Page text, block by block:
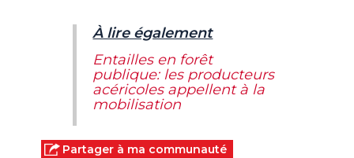
À lire également
Entailles en forêt
publique: les producteurs
acéricoles appellent à la
mobilisation
Partager à ma communauté